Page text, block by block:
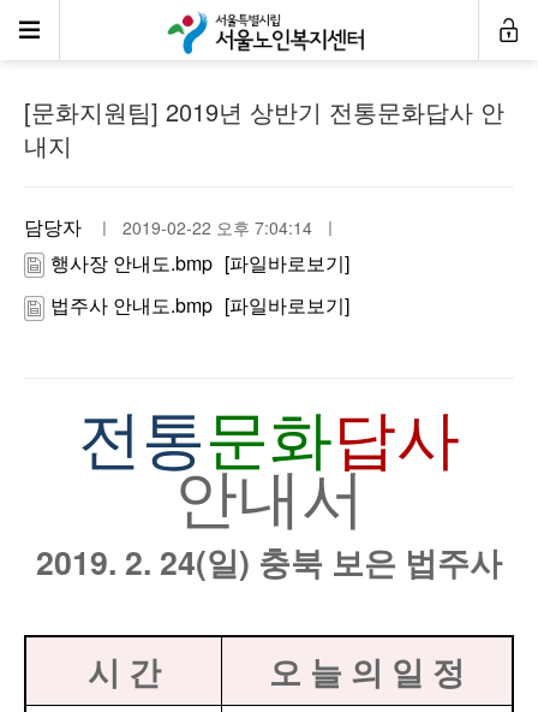
공지사항
[문화지원팀] 2019년 상반기 전통문화답사 안
내지
담당자 ㅣ 2019-02-22 오후 7:04:14 ㅣ
행사장 안내도.bmp [파일바로보기]
법주사 안내도.bmp [파일바로보기]
전통문화답사
안내서
2019. 2. 24(일) 충북 보은 법주사
시 간 오 늘 의 일 정